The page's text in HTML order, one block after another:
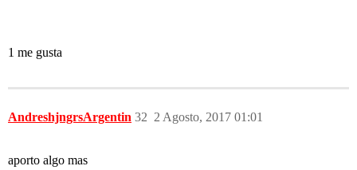
1 me gusta
AndreshjngrsArgentin 2 Agosto, 2017 01:01
32
aporto algo mas